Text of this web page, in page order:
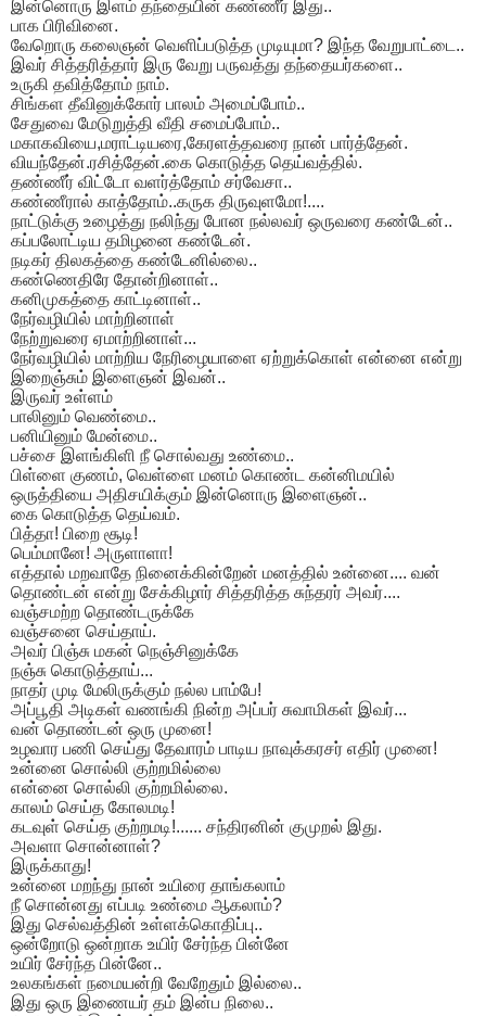
இன்னொரு இளம் தந்தையின் கண்ணீர் இது..
பாக பிரிவினை.
வேறொரு கலைஞன் வெளிப்படுத்த முடியுமா? இந்த வேறுபாட்டை..
இவர் சித்தரித்தார் இரு வேறு பருவத்து தந்தையர்களை..
உருகி தவித்தோம் நாம்.
சிங்கள தீவினுக்கோர் பாலம் அமைப்போம்..
சேதுவை மேடுறுத்தி வீதி சமைப்போம்..
மகாகவியை,மராட்டியரை,கேரளத்தவரை நான் பார்த்தேன்.
வியந்தேன்.ரசித்தேன்.கை கொடுத்த தெய்வத்தில்.
தண்ணீர் விட்டோ வளர்த்தோம் சர்வேசா..
கண்ணீரால் காத்தோம்..கருக திருவுளமோ!....
நாட்டுக்கு உழைத்து நலிந்து போன நல்லவர் ஒருவரை கண்டேன்..
கப்பலோட்டிய தமிழனை கண்டேன்.
நடிகர் திலகத்தை கண்டேனில்லை..
கண்ணெதிரே தோன்றினாள்..
கனிமுகத்தை காட்டினாள்..
நேர்வழியில் மாற்றினாள்
நேற்றுவரை ஏமாற்றினாள்...
நேர்வழியில் மாற்றிய நேரிழையாளை ஏற்றுக்கொள் என்னை என்று
இறைஞ்சும் இளைஞன் இவன்..
இருவர் உள்ளம்
பாலினும் வெண்மை..
பனியினும் மேன்மை..
பச்சை இளங்கிளி நீ சொல்வது உண்மை..
பிள்ளை குணம், வெள்ளை மனம் கொண்ட கன்னிமயில்
ஒருத்தியை அதிசயிக்கும் இன்னொரு இளைஞன்..
கை கொடுத்த தெய்வம்.
பித்தா! பிறை சூடி!
பெம்மானே! அருளாளா!
எத்தால் மறவாதே நினைக்கின்றேன் மனத்தில் உன்னை.... வன்
தொண்டன் என்று சேக்கிழார் சித்தரித்த சுந்தரர் அவர்....
வஞ்சமற்ற தொண்டருக்கே
வஞ்சனை செய்தாய்.
அவர் பிஞ்சு மகன் நெஞ்சினுக்கே
நஞ்சு கொடுத்தாய்...
நாதர் முடி மேலிருக்கும் நல்ல பாம்பே!
அப்பூதி அடிகள் வணங்கி நின்ற அப்பர் சுவாமிகள் இவர்...
வன் தொண்டன் ஒரு முனை!
உழவார பணி செய்து தேவாரம் பாடிய நாவுக்கரசர் எதிர் முனை!
உன்னை சொல்லி குற்றமில்லை
என்னை சொல்லி குற்றமில்லை.
காலம் செய்த கோலமடி!
கடவுள் செய்த குற்றமடி!...... சந்திரனின் குமுறல் இது.
அவளா சொன்னாள்?
இருக்காது!
உன்னை மறந்து நான் உயிரை தாங்கலாம்
நீ சொன்னது எப்படி உண்மை ஆகலாம்?
இது செல்வத்தின் உள்ளக்கொதிப்பு..
ஒன்றோடு ஒன்றாக உயிர் சேர்ந்த பின்னே
உயிர் சேர்ந்த பின்னே..
உலகங்கள் நமையன்றி வேறேதும் இல்லை..
இது ஒரு இணையர் தம் இன்ப நிலை..